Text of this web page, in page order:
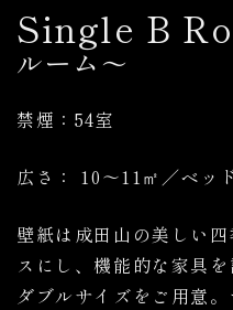
Single B
ルーム～
禁煙：54室
広さ： 10～11㎡／ベッ
壁紙は成田山の美しい
スにし、機能的な家具
ダブルサイズをご用意